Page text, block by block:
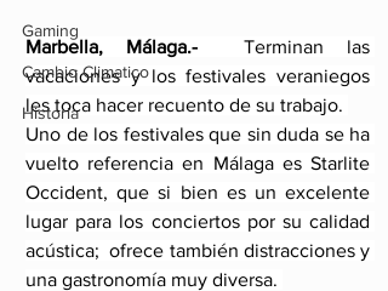
Gaming
Cambio Climatico
Historia
Marbella, Málaga.- Terminan las
vacaciones y los festivales veraniegos
les toca hacer recuento de su trabajo.
Uno de los festivales que sin duda se ha
vuelto referencia en Málaga es Starlite
Occident, que si bien es un excelente
lugar para los conciertos por su calidad
acústica;  ofrece también distracciones y
una gastronomía muy diversa.